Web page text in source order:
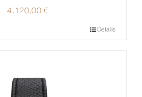
4.120,00€
Details